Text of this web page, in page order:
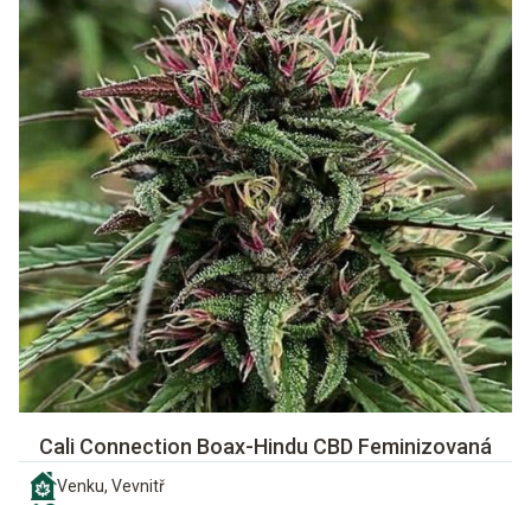
Cali Connection Boax-Hindu CBD Feminizovaná
Venku, Vevnitř